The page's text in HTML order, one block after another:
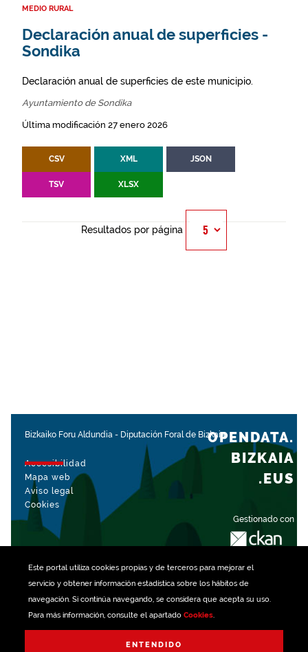
Este portal utiliza cookiespropias y de terceros para mejorar el
servicio y obtener información estadística sobre los hábitos de
navegación. Si continúa navegando, se considera que acepta su uso.
Para más información, consulte el apartado Cookies.
ENTENDIDO
MEDIO RURAL
Declaración anual de superficies -
Sondika
Declaración anual de superficies de este municipio.
Ayuntamiento de Sondika
Última modificación 27 enero 2026
CSV XML JSON
TSV XLSX
Resultados por página
Bizkaiko Foru Aldundia - Diputación Foral de Bizkaia
Accesibilidad
Mapa web
Aviso legal
Cookies
Gestionado con
OPENDATA.
BIZKAIA
.EUS